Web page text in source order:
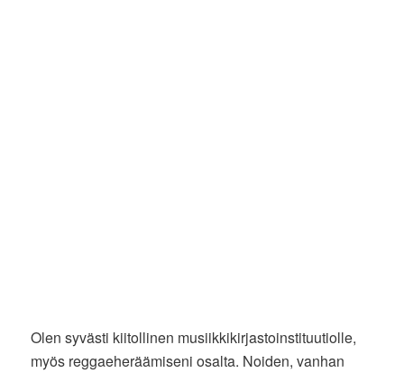
Olen syvästi kiitollinen musiikkikirjastoinstituutiolle,
myös reggaeheräämiseni osalta. Noiden, vanhan